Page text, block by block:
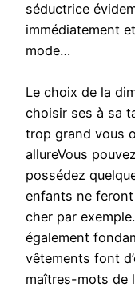
séductrice
immédiatement
mode…
Le choix de la
choisir ses à sa
trop grand vous
allureVous
possédez
enfants ne
cher par
également
vêtements font
maîtres-mots de